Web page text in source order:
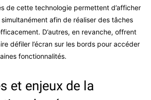
de cette technologie permettent d’afficher
afin de réaliser des tâches
D’autres, en revanche, offrent
défiler l’écran sur les bords pour accéder
fonctionnalités.
et enjeux de la